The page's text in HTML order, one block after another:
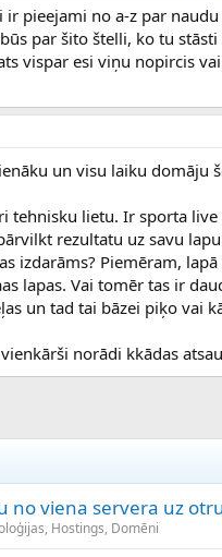
ir pieejami no a-z par
par šito štelli, ko tu stāsti
vispar esi viņu nopircis
un visu laiku domāju
tehnisku lietu. Ir sporta
rezultatu uz savu
izdarāms? Piemēram,
lapas. Vai tomēr tas ir
un tad tai bāzei piķo vai
norādi kkādas
no viena servera uz otru
Hostings, Domēni